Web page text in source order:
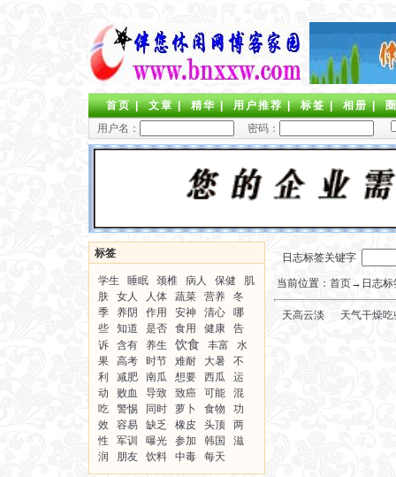
首页|文章|精华|用户推荐|标签|相册|
用户名：
密码：
标签
学生 睡眠 颈椎 病人 保健
肌
肤
女人 人体 蔬菜 营养
冬
季
养阴 作用 安神 清心
哪
些
知道 是否 食用 健康
告
诉
含有 养生 饮食 丰富
水
果
高考 时节 难耐 大暑
不
利
减肥 南瓜 想要 西瓜
运
动
败血 导致 致癌 可能
混
吃
警惕 同时 萝卜 食物
功
效
容易 缺乏 橡皮 头顶
两
性
军训 曝光 参加 韩国
滋
润
朋友 饮料 中毒 每天
日志标签关键字
当前位置： 首页→日志标
天高云淡 天气干燥